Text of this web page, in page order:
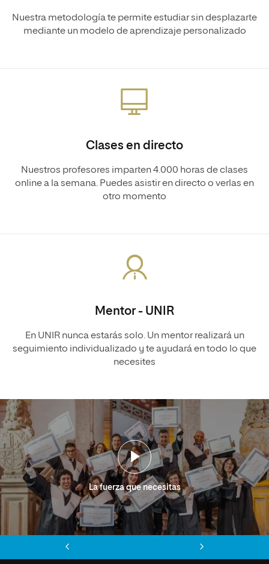
Nuestra metodología te permite estudiar sin desplazarte
mediante un modelo de aprendizaje personalizado
Clases en directo
Nuestros profesores imparten 4.000 horas de clases
online a la semana. Puedes asistir en directo o verlas en
otro momento
Mentor - UNIR
En UNIR nunca estarás solo. Un mentor realizará un
seguimiento individualizado y te ayudará en todo lo que
necesites
La fuerza que necesitas